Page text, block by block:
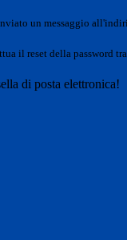
un messaggio
il reset della password
di posta elettronica!